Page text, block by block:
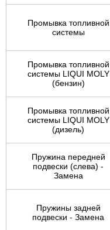
Промывка топливной
системы
Промывка топливной
системы LIQUI MOLY
(бензин)
Промывка топливной
системы LIQUI MOLY
(дизель)
Пружина передней
подвески (слева) -
Замена
Пружины задней
подвески - Замена